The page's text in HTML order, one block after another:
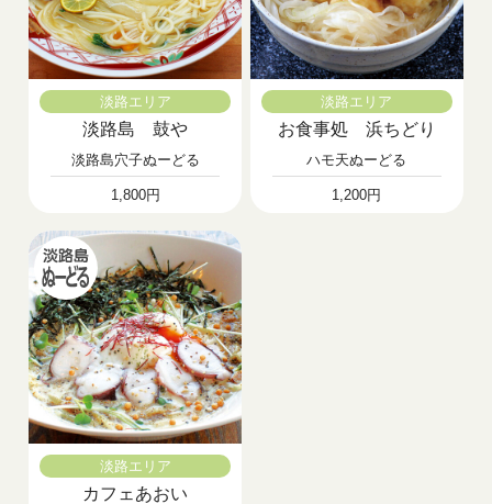
淡路エリア
淡路島 鼓や
淡路島穴子ぬーどる
1,800円
淡路エリア
お食事処 浜ちどり
ハモ天ぬーどる
1,200円
淡路エリア
カフェあおい